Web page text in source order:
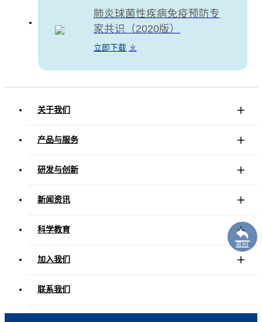
肺炎球菌性疾病免疫预防专
家共识（2020版）
立即下载
关于我们
产品与服务
研发与创新
新闻资讯
科学教育
加入我们
联系我们
返回